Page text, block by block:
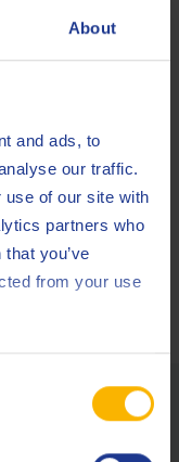
About
and ads, to
our traffic.
use of our site with
partners who
you’ve
from your use
uitgebreide
ons ligt. Samen met
marktbereik uit te
verhogen en de
en